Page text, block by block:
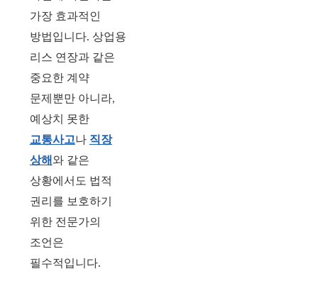
가장 효과적인
방법입니다. 상업용
리스 연장과 같은
중요한 계약
문제뿐만 아니라,
예상치 못한
교통사고나 직장
상해 와 같은
상황에서도 법적
권리를 보호하기
위한 전문가의
조언은
필수적입니다.